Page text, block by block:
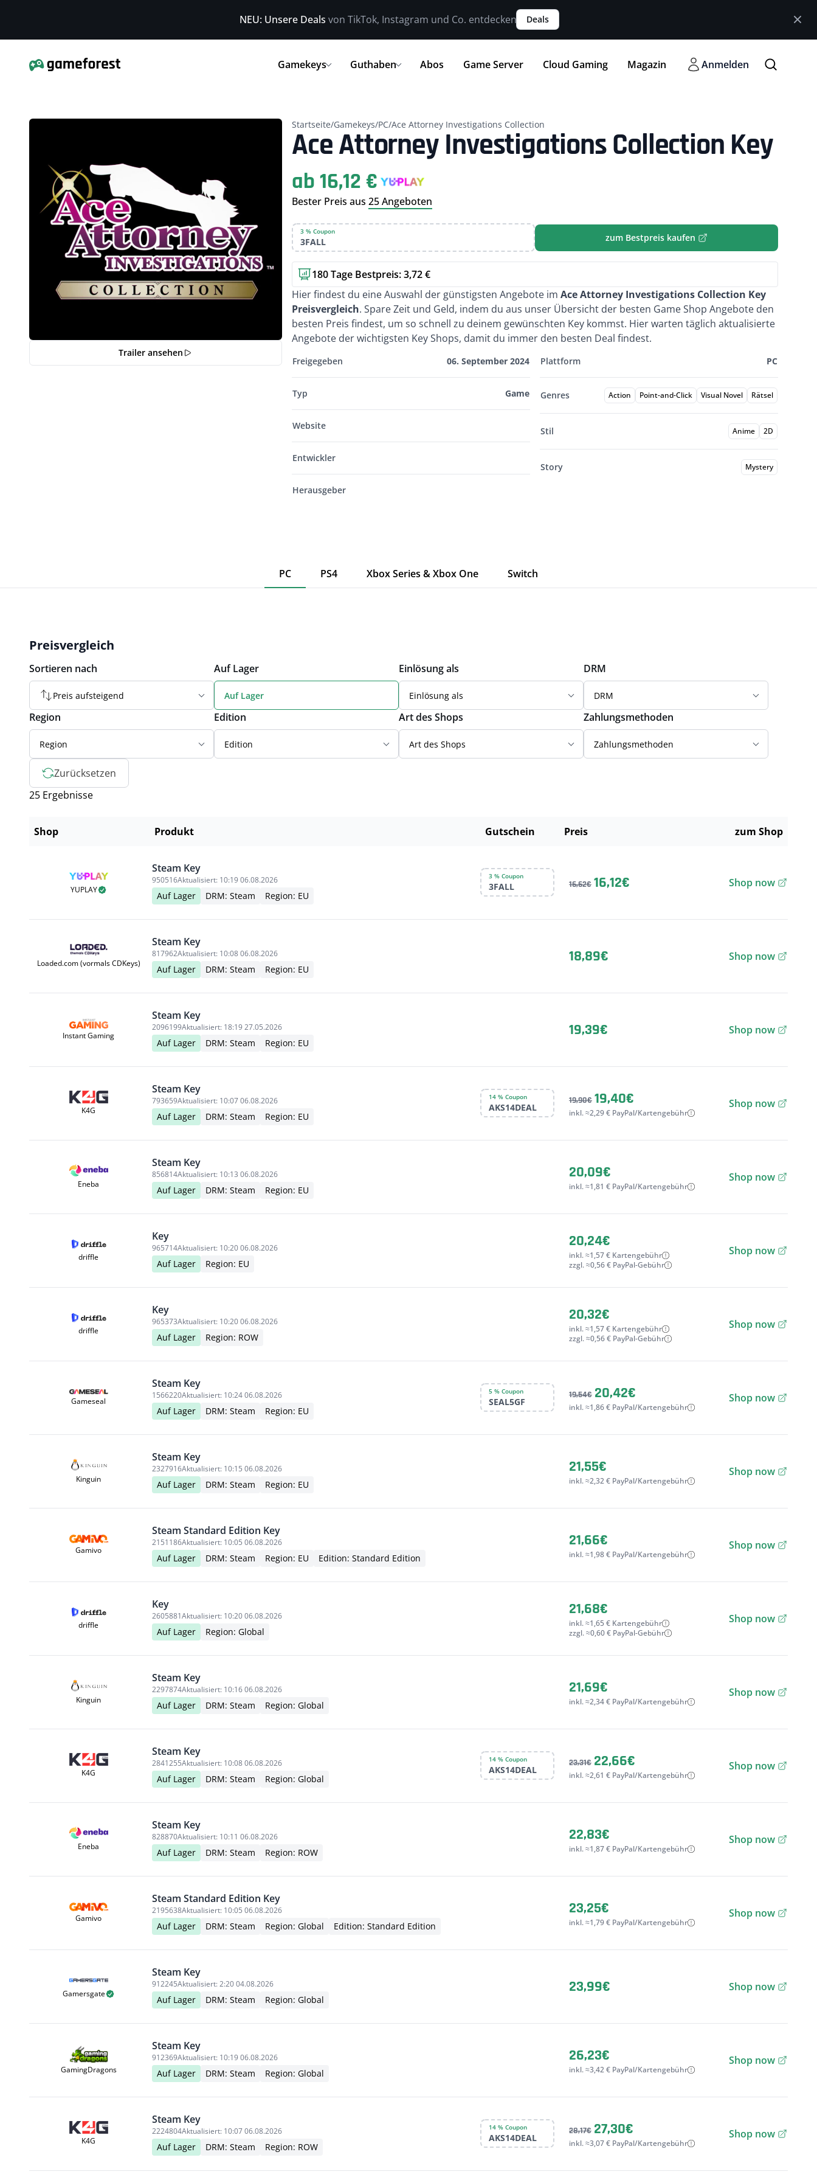
NEU: Unsere Deals von TikTok, Instagram und Co. entdecken Deals
Gamekeys Guthaben Abos Game Server Cloud Gaming Magazin Anmelden
Trailer ansehen
Startseite/Gamekeys/PC/Ace Attorney Investigations Collection
Ace Attorney Investigations Collection Key
ab 16,12 €
Bester Preis aus 25 Angeboten
3 % Coupon
3FALL zum Bestpreis kaufen
180 Tage Bestpreis: 3,72 €
Kurzbeschreibung
Hier findest du eine Auswahl der günstigsten Angebote im Ace Attorney Investigations Collection Key
Preisvergleich. Spare Zeit und Geld, indem du aus unser Übersicht der besten Game Shop Angebote den
besten Preis findest, um so schnell zu deinem gewünschten Key kommst. Hier warten täglich aktualisierte
Angebote der wichtigsten Key Shops, damit du immer den besten Deal findest.
Freigegeben 06. September 2024
Typ Game
Website
Entwickler
Herausgeber
Plattform PC
Genres Action Point-and-Click Visual Novel Rätsel
Stil Anime 2D
Story Mystery
PC PS4 Xbox Series & Xbox One Switch
Preisvergleich
Sortieren nach
Preis aufsteigend
Auf Lager
Auf Lager
Einlösung als
Einlösung als
DRM
DRM
Region
Region
Edition
Edition
Art des Shops
Art des Shops
Zahlungsmethoden
Zahlungsmethoden
Zurücksetzen
25 Ergebnisse
Shop Produkt Gutschein Preis zum Shop
YUPLAY
Steam Key
950516Aktualisiert: 10:19 06.08.2026
Auf Lager DRM: Steam Region: EU
3 % Coupon
3FALL 16,62€ 16,12€ Shop now
Loaded.com (vormals CDKeys)
Steam Key
817962Aktualisiert: 10:08 06.08.2026
Auf Lager DRM: Steam Region: EU
18,89€ Shop now
Instant Gaming
Steam Key
2096199Aktualisiert: 18:19 27.05.2026
Auf Lager DRM: Steam Region: EU
19,39€ Shop now
K4G
Steam Key
793659Aktualisiert: 10:07 06.08.2026
Auf Lager DRM: Steam Region: EU
14 % Coupon
AKS14DEAL
19,90€ 19,40€
inkl. ≈2,29 € PayPal/Kartengebühr
Shop now
Eneba
Steam Key
856814Aktualisiert: 10:13 06.08.2026
Auf Lager DRM: Steam Region: EU
20,09€
inkl. ≈1,81 € PayPal/Kartengebühr
Shop now
driffle
Key
965714Aktualisiert: 10:20 06.08.2026
Auf Lager Region: EU
20,24€
inkl. ≈1,57 € Kartengebühr
zzgl. ≈0,56 € PayPal-Gebühr
Shop now
driffle
Key
965373Aktualisiert: 10:20 06.08.2026
Auf Lager Region: ROW
20,32€
inkl. ≈1,57 € Kartengebühr
zzgl. ≈0,56 € PayPal-Gebühr
Shop now
Gameseal
Steam Key
1566220Aktualisiert: 10:24 06.08.2026
Auf Lager DRM: Steam Region: EU
5 % Coupon
SEAL5GF
19,54€ 20,42€
inkl. ≈1,86 € PayPal/Kartengebühr
Shop now
Kinguin
Steam Key
2327916Aktualisiert: 10:15 06.08.2026
Auf Lager DRM: Steam Region: EU
21,55€
inkl. ≈2,32 € PayPal/Kartengebühr
Shop now
Gamivo
Steam Standard Edition Key
2151186Aktualisiert: 10:05 06.08.2026
Auf Lager DRM: Steam Region: EU Edition: Standard Edition
21,66€
inkl. ≈1,98 € PayPal/Kartengebühr
Shop now
driffle
Key
2605881Aktualisiert: 10:20 06.08.2026
Auf Lager Region: Global
21,68€
inkl. ≈1,65 € Kartengebühr
zzgl. ≈0,60 € PayPal-Gebühr
Shop now
Kinguin
Steam Key
2297874Aktualisiert: 10:16 06.08.2026
Auf Lager DRM: Steam Region: Global
21,69€
inkl. ≈2,34 € PayPal/Kartengebühr
Shop now
K4G
Steam Key
2841255Aktualisiert: 10:08 06.08.2026
Auf Lager DRM: Steam Region: Global
14 % Coupon
AKS14DEAL
23,31€ 22,66€
inkl. ≈2,61 € PayPal/Kartengebühr
Shop now
Eneba
Steam Key
828870Aktualisiert: 10:11 06.08.2026
Auf Lager DRM: Steam Region: ROW
22,83€
inkl. ≈1,87 € PayPal/Kartengebühr
Shop now
Gamivo
Steam Standard Edition Key
2195638Aktualisiert: 10:05 06.08.2026
Auf Lager DRM: Steam Region: Global Edition: Standard Edition
23,25€
inkl. ≈1,79 € PayPal/Kartengebühr
Shop now
Gamersgate
Steam Key
912245Aktualisiert: 2:20 04.08.2026
Auf Lager DRM: Steam Region: Global
23,99€ Shop now
GamingDragons
Steam Key
912369Aktualisiert: 10:19 06.08.2026
Auf Lager DRM: Steam Region: Global
26,23€
inkl. ≈3,42 € PayPal/Kartengebühr
Shop now
K4G
Steam Key
2224804Aktualisiert: 10:07 06.08.2026
Auf Lager DRM: Steam Region: ROW
14 % Coupon
AKS14DEAL
28,17€ 27,30€
inkl. ≈3,07 € PayPal/Kartengebühr
Shop now